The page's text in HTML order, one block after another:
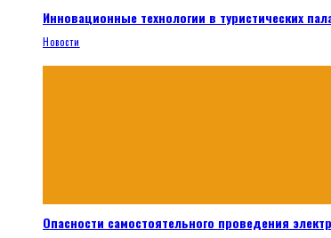
Инновационные технологии в туристических
Новости
Опасности самостоятельного проведения